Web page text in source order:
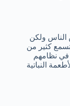
الناس ولكن
كثير من
في نظامهم
النباتية